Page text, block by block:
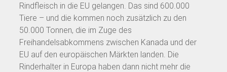
Rindfleisch in die EU gelangen. Das sind 600.000
Tiere – und die kommen noch zusätzlich zu den
50.000 Tonnen, die im Zuge des
Freihandelsabkommens zwischen Kanada und der
EU auf den europäischen Märkten landen. Die
Rinderhalter in Europa haben dann nicht mehr die